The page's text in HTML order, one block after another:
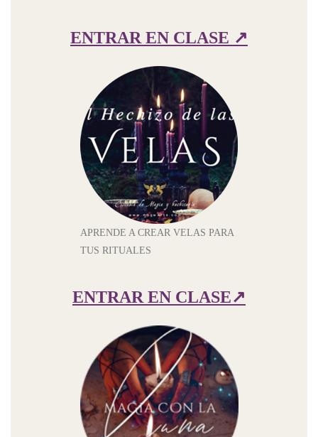
ENTRAR EN CLASE ↗
APRENDE A CREAR VELAS PARA
TUS RITUALES
ENTRAR EN CLASE↗